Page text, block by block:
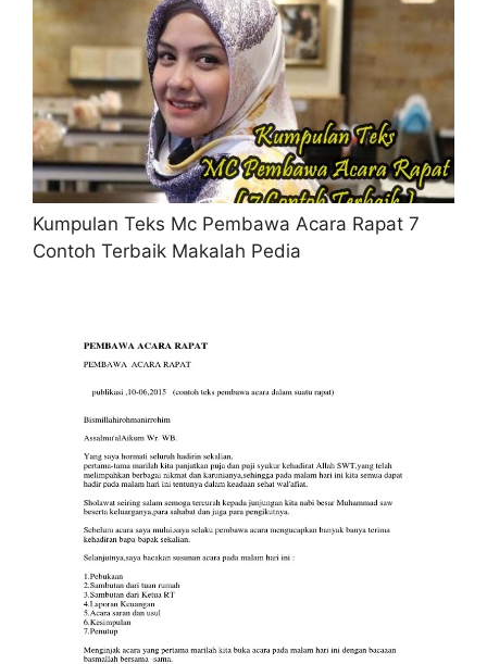
Kumpulan Teks Mc Pembawa Acara Rapat 7
Contoh Terbaik Makalah Pedia